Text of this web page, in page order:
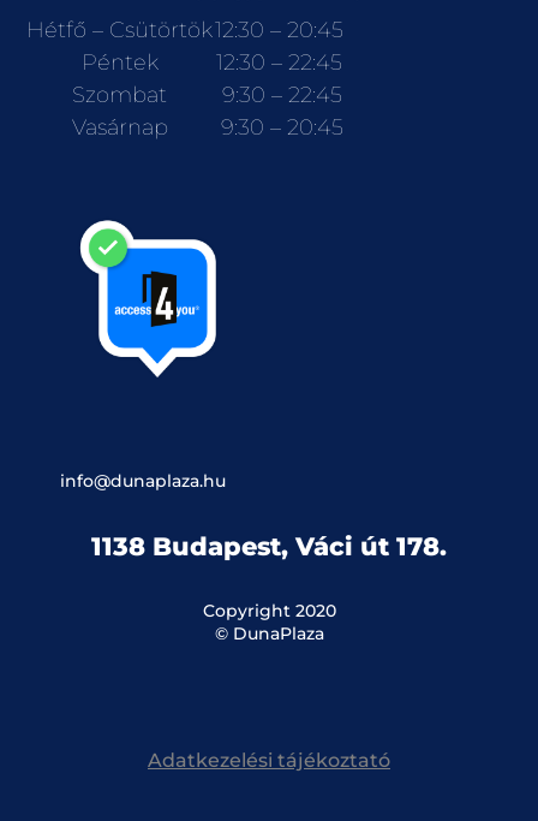
Hétfő – Csütörtök12:30 – 20:45
Péntek
12:30 – 22:45
Szombat
9:30 – 22:45
Vasárnap
9:30 – 20:45
info@dunaplaza.hu
1138 Budapest, Váci út 178.
Copyright 2020
© DunaPlaza
Adatkezelési tájékoztató